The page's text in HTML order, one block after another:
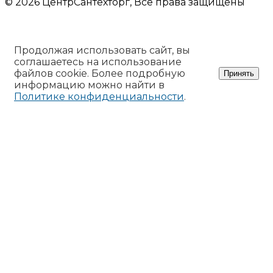
Продолжая использовать сайт, вы
соглашаетесь на использование
файлов cookie. Более подробную
информацию можно найти в
Политике конфиденциальности.
Принять